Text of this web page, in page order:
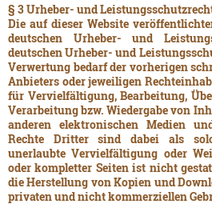
§ 3 Urheber- und
Die auf dieser Website
deutschen Urheber- und
deutschen Urheber- und
Verwertung bedarf der vorherigen
Anbieters oder jeweiligen
für Vervielfältigung, Bearbeitung,
Verarbeitung bzw. Wiedergabe von
anderen elektronischen Medien
Rechte Dritter sind dabei als
unerlaubte Vervielfältigung oder
oder kompletter Seiten ist nicht
die Herstellung von Kopien und
privaten und nicht kommerziellen